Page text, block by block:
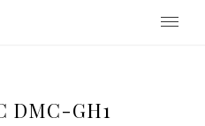
DMC-GH1